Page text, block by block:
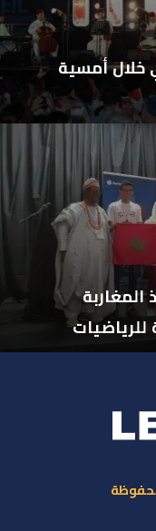
خلال أمسية
للرياضيات